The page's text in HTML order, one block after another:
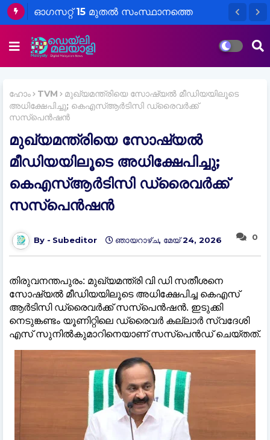
ഓഗസറ്റ് 15 മുതല്‍ സംസ്ഥാനത്തെ
ഹോം TVM
മുഖ്യമന്ത്രിയെ സോഷ്യല്‍ മീഡിയയിലൂടെ
അധിക്ഷേപിച്ചു; കെഎസ്ആർടിസി ഡ്രൈവര്‍ക്ക്
സസ്‌പെന്‍ഷന്‍
മുഖ്യമന്ത്രിയെ സോഷ്യല്‍
മീഡിയയിലൂടെ അധിക്ഷേപിച്ചു;
കെഎസ്ആർടിസി ഡ്രൈവര്‍ക്ക്
സസ്‌പെന്‍ഷന്‍
0
Subeditor ഞായറാഴ്‌ച, മേയ് 24, 2026
തിരുവനന്തപുരം: മുഖ്യമന്ത്രി വി ഡി സതീശനെ
സോഷ്യല്‍ മീഡിയയിലൂടെ അധിക്ഷേപിച്ച കെഎസ്
ആര്‍ടിസി ഡ്രൈവര്‍ക്ക് സസ്‌പെന്‍ഷന്‍. ഇടുക്കി
നെടുങ്കണ്ടം യൂണിറ്റിലെ ഡ്രൈവര്‍ കല്ലാര്‍ സ്വദേശി
എസ് സുനില്‍കുമാറിനെയാണ് സസ്‌പെന്‍ഡ് ചെയ്തത്.